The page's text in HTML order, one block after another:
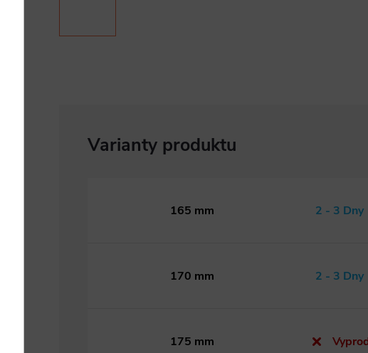
165 mm 2 - 3 Dny
170 mm 2 - 3 Dny
175 mm